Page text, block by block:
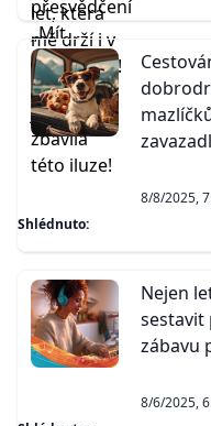
8/8/2025,
Shlédnuto:
Nejen
sestavit
zábavu
8/6/2025,